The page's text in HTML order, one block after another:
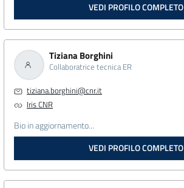
VEDI PROFILO COMPLETO
Tiziana Borghini
Collaboratrice tecnica ER
tiziana.borghini@cnr.it
Iris CNR
Bio in aggiornamento...
VEDI PROFILO COMPLETO